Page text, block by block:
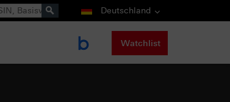
Deutschland
Watchlist